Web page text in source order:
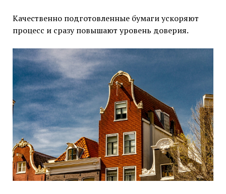
Качественно подготовленные бумаги ускоряют
процесс и сразу повышают уровень доверия.